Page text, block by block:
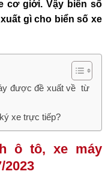
cơ giới. Vậy biển số
gì cho biển số xe
được ​đề xuất về từ
xe trực tiếp?
ô tô, xe máy